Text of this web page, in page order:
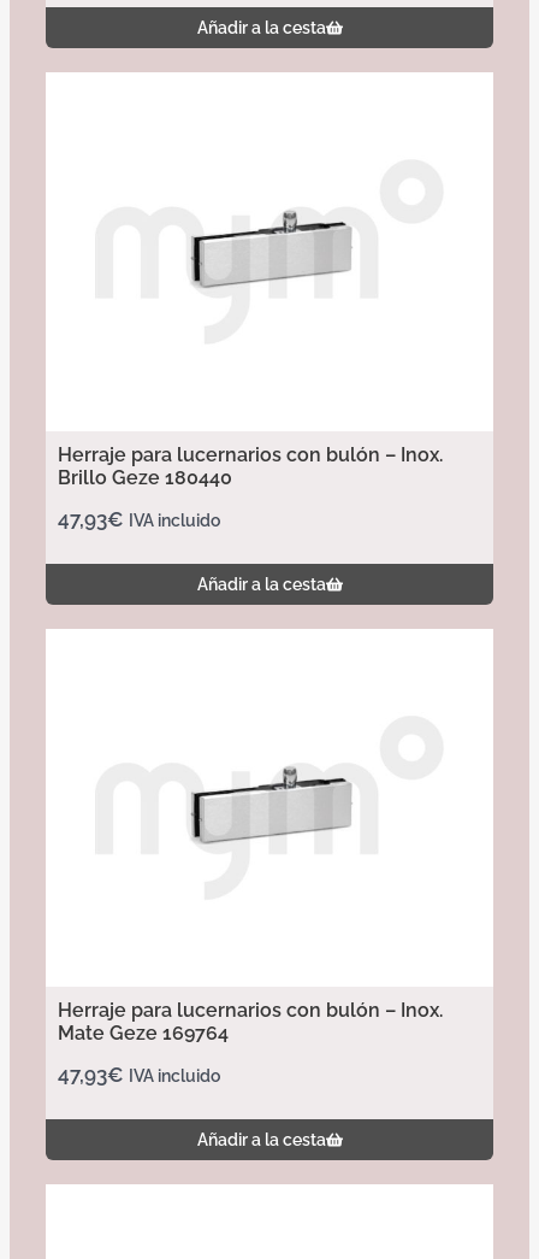
Añadir a la cesta
Herraje para lucernarios con bulón – Inox.
Brillo Geze 180440
47,93€ IVA incluido
Añadir a la cesta
Herraje para lucernarios con bulón – Inox.
Mate Geze 169764
47,93€ IVA incluido
Añadir a la cesta